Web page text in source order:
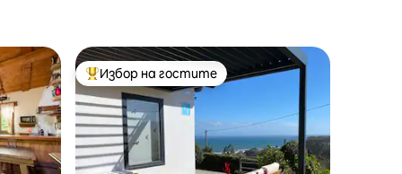
Най-популярен избор на гостите
Избор на гостите